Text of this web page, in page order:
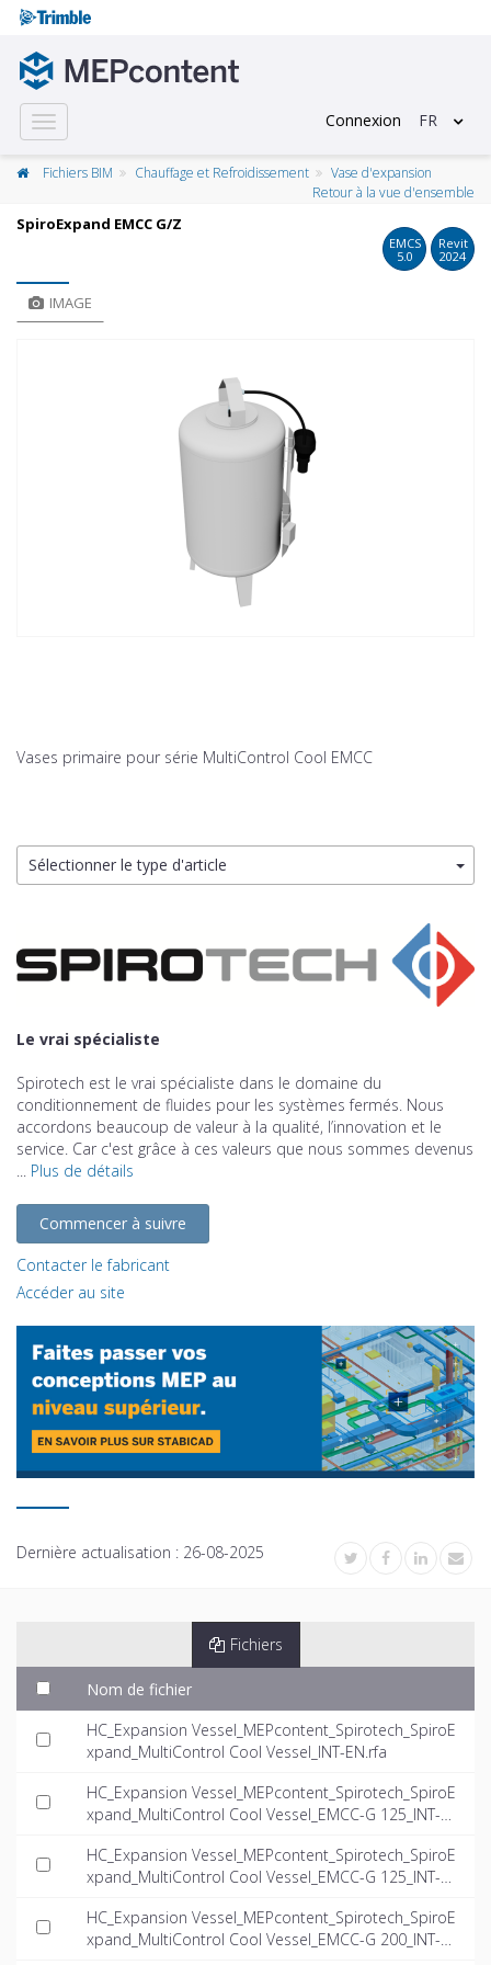
Toggle
navigation
Connexion FR
Fichiers BIM Chauffage et Refroidissement
Vase d'expansion
Retour à la vue d'ensemble
SpiroExpand EMCC G/Z
EMCS
5.0
Revit
2024
IMAGE
Vases primaire pour série MultiControl Cool EMCC
Sélectionner le type d'article
Le vrai spécialiste
Spirotech est le vrai spécialiste dans le domaine du
conditionnement de fluides pour les systèmes fermés. Nous
accordons beaucoup de valeur à la qualité, l’innovation et le
service. Car c'est grâce à ces valeurs que nous sommes devenus
... Plus de détails
Commencer à suivre
Contacter le fabricant
Accéder au site
Dernière actualisation : 26-08-2025
Fichiers
Nom de fichier
HC_Expansion Vessel_MEPcontent_Spirotech_SpiroE
xpand_MultiControl Cool Vessel_INT-EN.rfa
HC_Expansion Vessel_MEPcontent_Spirotech_SpiroE
xpand_MultiControl Cool Vessel_EMCC-G 125_INT-E
HC_Expansion Vessel_MEPcontent_Spirotech_SpiroE
xpand_MultiControl Cool Vessel_EMCC-G 125_INT-E
HC_Expansion Vessel_MEPcontent_Spirotech_SpiroE
xpand_MultiControl Cool Vessel_EMCC-G 200_INT-E